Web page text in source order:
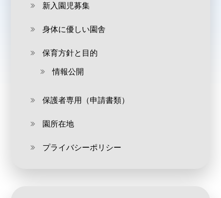
新入園児募集
身体に優しい園舎
保育方針と目的
情報公開
保護者専用（申請書類）
園所在地
プライバシーポリシー